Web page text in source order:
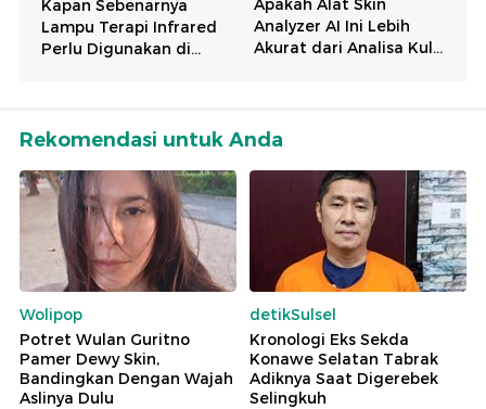
Rekomendasi untuk Anda
Wolipop
Potret Wulan Guritno
Pamer Dewy Skin,
Bandingkan Dengan Wajah
Aslinya Dulu
detikSulsel
Kronologi Eks Sekda
Konawe Selatan Tabrak
Adiknya Saat Digerebek
Selingkuh